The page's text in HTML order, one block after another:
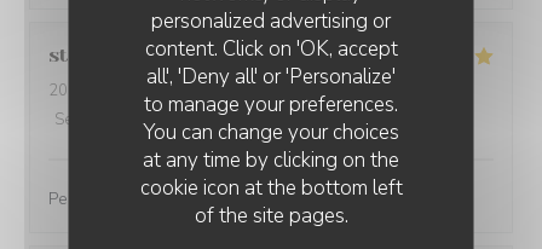
personalized advertising or
content. Click on 'OK, accept
all', 'Deny all' or 'Personalize'
to manage your preferences.
You can change your choices
at any time by clicking on the
cookie icon at the bottom left
of the site pages.
stephanie M
2026-08-07
- 19:30 - Guests 4
Service
Ambiance :5 /5 Food Value
Personnel et ambiance très sympa Plats bons
LA PLAGE DE L'ÎLE D'OR